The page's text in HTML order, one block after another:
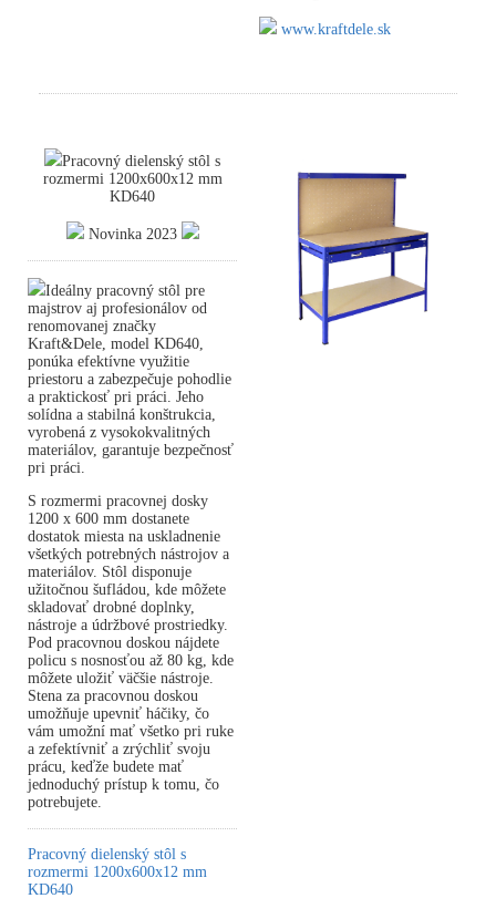
www.kraftdele.sk
Pracovný dielenský stôl s
rozmermi 1200x600x12 mm
KD640
Novinka 2023
Ideálny pracovný stôl pre
majstrov aj profesionálov od
renomovanej značky
Kraft&Dele, model KD640,
ponúka efektívne využitie
priestoru a zabezpečuje pohodlie
a praktickosť pri práci. Jeho
solídna a stabilná konštrukcia,
vyrobená z vysokokvalitných
materiálov, garantuje bezpečnosť
pri práci.
S rozmermi pracovnej dosky
1200 x 600 mm dostanete
dostatok miesta na uskladnenie
všetkých potrebných nástrojov a
materiálov. Stôl disponuje
užitočnou šufládou, kde môžete
skladovať drobné doplnky,
nástroje a údržbové prostriedky.
Pod pracovnou doskou nájdete
policu s nosnosťou až 80 kg, kde
môžete uložiť väčšie nástroje.
Stena za pracovnou doskou
umožňuje upevniť háčiky, čo
vám umožní mať všetko pri ruke
a zefektívniť a zrýchliť svoju
prácu, keďže budete mať
jednoduchý prístup k tomu, čo
potrebujete.
Pracovný dielenský stôl s
rozmermi 1200x600x12 mm
KD640